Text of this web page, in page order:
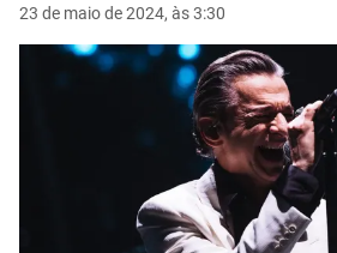
produzido por Ryan Tedder.
23 de maio de 2024, às 3:30